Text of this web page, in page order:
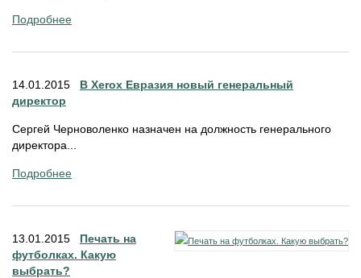
Подробнее
14.01.2015 В Xerox Евразия новый генеральный
директор
Сергей Черноволенко назначен на должность генерального
директора...
Подробнее
13.01.2015 Печать на
футболках. Какую
выбрать?